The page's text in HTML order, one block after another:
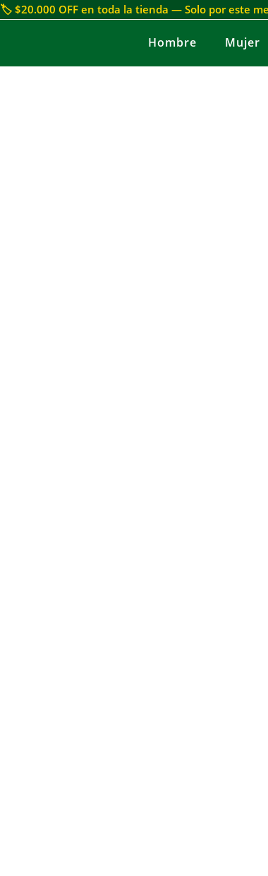
🏷 $20.000 OFF en toda la tienda — Solo por este
Hombre Mujer